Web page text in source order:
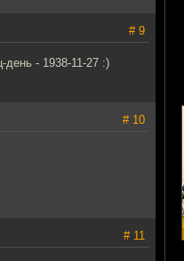
# 9
день - 1938-11-27 :)
# 10
# 11